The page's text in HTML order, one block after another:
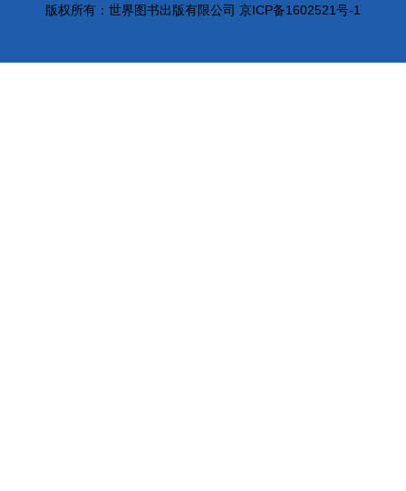
版权所有：世界图书出版有限公司 京ICP备1602521号-1